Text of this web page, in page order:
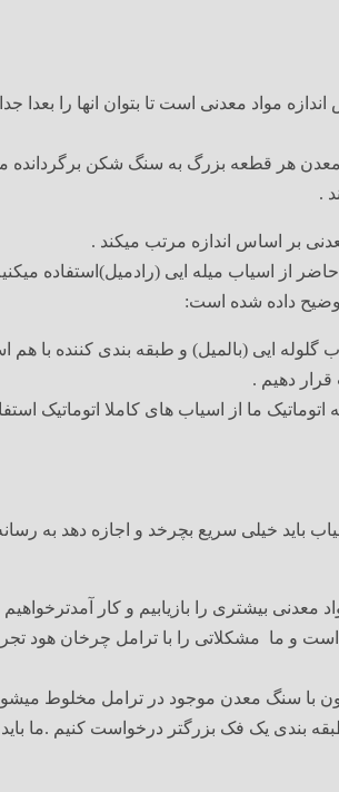
مواد معدنی است تا بتوان انها را
هر قطعه بزرگ به سنگ شکن
.
بر اساس اندازه مرتب میکند .
از اسیاب میله ایی (رادمیل)استفاده
داده شده است:
ایی (بالمیل) و طبقه بندی کننده با هم
دهیم .
ما از اسیاب های کاملا اتوماتیک
باید خیلی سریع بچرخد و اجازه دهد به
معدنی بیشتری را بازیابیم و کار آمدترخواهیم
است و ما مشکلاتی را با ترامل چرخان
با سنگ معدن موجود در ترامل مخلوط
بندی یک فک بزرگتر درخواست کنیم .ما